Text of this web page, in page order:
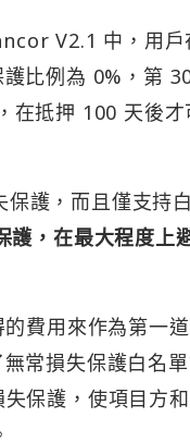
V2.1 中，用戶
比例為 0%，第
在抵押 100 天後才
護，而且僅支持
，在最大程度上
費用來作為第一
常損失保護白名單
失保護，使項目方